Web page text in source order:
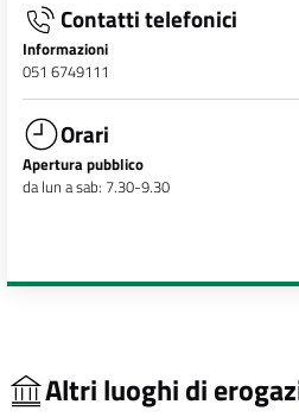
Contatti telefonici
Informazioni
051 6749111
Orari
Apertura pubblico
da lun a sab: 7.30-9.30
Altri luoghi di